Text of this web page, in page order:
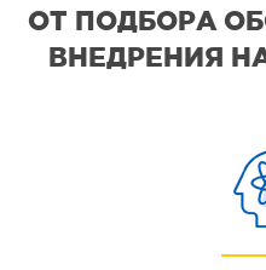
ОТ ПОДБОРА
ВНЕДРЕНИЯ